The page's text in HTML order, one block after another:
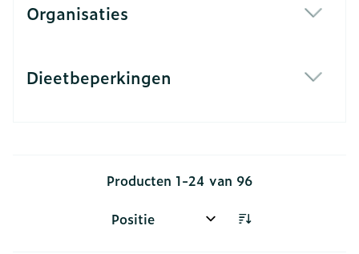
Organisaties
Dieetbeperkingen
Producten 1-24 van 96
Sorteer op: